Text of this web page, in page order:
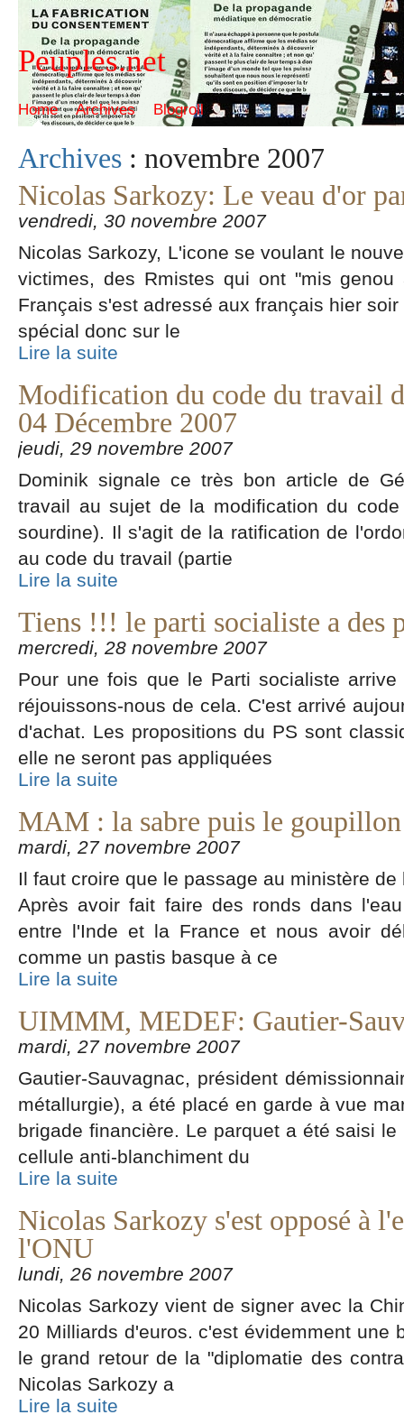
Peuples.net
Home Archives Blogroll
Archives : novembre 2007
Nicolas Sarkozy: Le veau d'or
vendredi, 30 novembre 2007
Nicolas Sarkozy, L'icone se voulant le
victimes, des Rmistes qui ont "mis
Français s'est adressé aux français hier
spécial donc sur le
Lire la suite
Modification du code du travail
04 Décembre 2007
jeudi, 29 novembre 2007
Dominik signale ce très bon article de
travail au sujet de la modification du
sourdine). Il s'agit de la ratification de
au code du travail (partie
Lire la suite
Tiens !!! le parti socialiste a des
mercredi, 28 novembre 2007
Pour une fois que le Parti socialiste
réjouissons-nous de cela. C'est arrivé
d'achat. Les propositions du PS sont
elle ne seront pas appliquées
Lire la suite
MAM : la sabre puis le goupillon
mardi, 27 novembre 2007
Il faut croire que le passage au ministère
Après avoir fait faire des ronds dans
entre l'Inde et la France et nous avoir
comme un pastis basque à ce
Lire la suite
UIMMM, MEDEF: Gautier-
mardi, 27 novembre 2007
Gautier-Sauvagnac, président
métallurgie), a été placé en garde à vue
brigade financière. Le parquet a été saisi
cellule anti-blanchiment du
Lire la suite
Nicolas Sarkozy s'est opposé à
l'ONU
lundi, 26 novembre 2007
Nicolas Sarkozy vient de signer avec la
20 Milliards d'euros. c'est évidemment une
le grand retour de la "diplomatie des
Nicolas Sarkozy a
Lire la suite